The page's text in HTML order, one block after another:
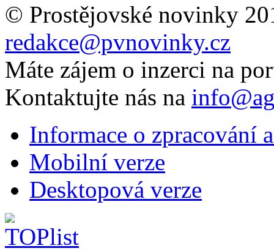
© Prostějovské novinky
redakce@pvnovinky.cz
Máte zájem o inzerci na
Kontaktujte nás na
Informace o zpracování
Mobilní verze
Desktopová verze